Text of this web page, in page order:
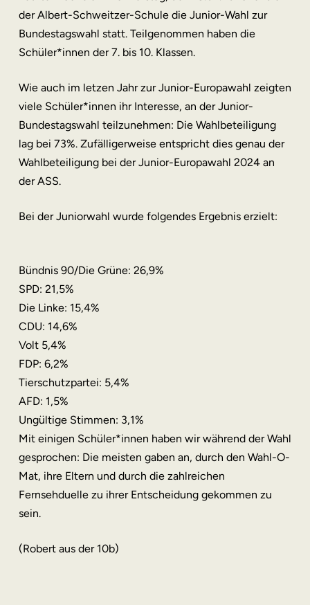
der Albert-Schweitzer-Schule die Junior-Wahl zur
Bundestagswahl statt. Teilgenommen haben die
Schüler*innen der 7. bis 10. Klassen.
Wie auch im letzen Jahr zur Junior-Europawahl zeigten
viele Schüler*innen ihr Interesse, an der Junior-
Bundestagswahl teilzunehmen: Die Wahlbeteiligung
lag bei 73%. Zufälligerweise entspricht dies genau der
Wahlbeteiligung bei der Junior-Europawahl 2024 an
der ASS.
Bei der Juniorwahl wurde folgendes Ergebnis erzielt:
Bündnis 90/Die Grüne: 26,9%
SPD: 21,5%
Die Linke: 15,4%
CDU: 14,6%
Volt 5,4%
FDP: 6,2%
Tierschutzpartei: 5,4%
AFD: 1,5%
Ungültige Stimmen: 3,1%
Mit einigen Schüler*innen haben wir während der Wahl
gesprochen: Die meisten gaben an, durch den Wahl-O-
Mat, ihre Eltern und durch die zahlreichen
Fernsehduelle zu ihrer Entscheidung gekommen zu
sein.
(Robert aus der 10b)